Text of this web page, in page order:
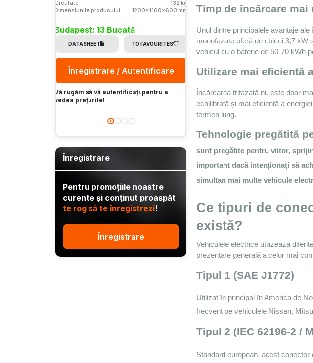
Timp de încărcare mai
Unul dintre principalele avantaje
monofazate oferă de obicei 3,7 kW
vehicul cu o baterie de 50-70 kWh
Utilizare mai eficientă
Încărcarea trifazată nu este doar
echilibrată și mai eficientă a
termen lung.
Tehnologie pregătită
sunt pregătite pentru viitor,
important dacă intenționați să
simultan mai multe vehicule
Ce tipuri de
există?
Vehiculele electrice utilizează
prezentare generală a celor mai
Tipul 1 (SAE J1772)
Utilizat în principal în America de
frecvent pe vehiculele Nissan,
Tipul 2 (IEC 62196-2 /
Standard european, acest
Greutate
132 kg
Dimensiunile produsului
1200x1100x600 mm
Budapest: 13 Bucată
DATASHEET TO FAVOURITES
Înregistrare / Autentificare
Vă rugăm să vă autentificați pentru a
vedea prețurile!
DATASHEET TO FAVOURITES
vedea prețurile!
Înregistrare
Pentru promoțiile noastre
curente și conținut proaspăt
te rog să te înregistrezi!
Înregistrare